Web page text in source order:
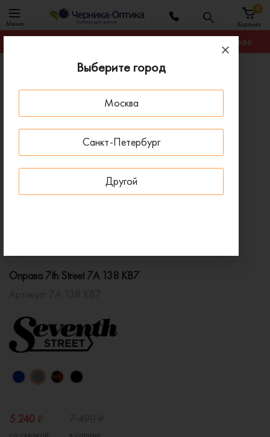
Выберите город
Москва
Санкт-Петербург
Другой
Меню Корзина
0
Гарантируем лучшую цену на любую оправу в Москве
Оправы для очков
Оправа 7th Street 7A 138 KB7
Оправа 7th Street 7A 138 KB7
5 240 ₽
со скидкой в салоне
- 30 % ДО 15 АВГУСТА